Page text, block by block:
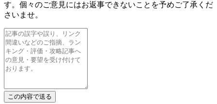
す。個々のご意見にはお返事できないことを予めご了承くだ
さいませ。